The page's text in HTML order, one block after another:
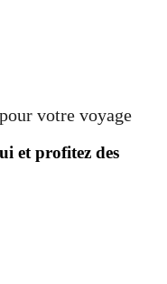
votre voyage
et profitez des